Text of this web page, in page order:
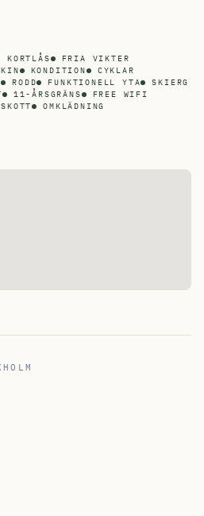
KORTLÅS
FRIA VIKTER
KONDITION
CYKLAR
RODD FUNKTIONELL YTA
SKIERG
11-ÅRSGRÄNS
FREE WIFI
OMKLÄDNING